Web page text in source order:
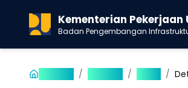
Kementerian Pekerjaan
Badan Pengembangan
/ / /